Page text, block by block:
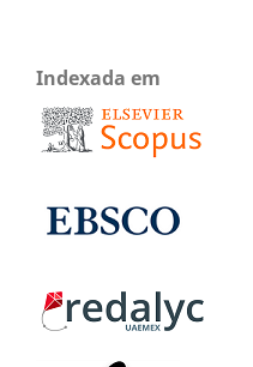
Indexada em